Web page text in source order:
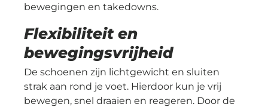
bewegingen en takedowns.
Flexibiliteit en
bewegingsvrijheid
De schoenen zijn lichtgewicht en sluiten
strak aan rond je voet. Hierdoor kun je vrij
bewegen, snel draaien en reageren. Door de